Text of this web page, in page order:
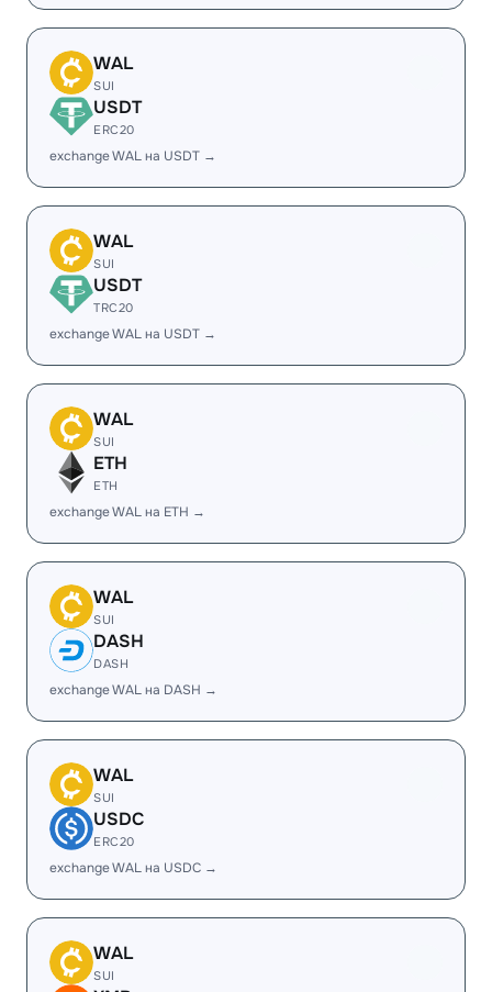
WAL
SUI
USDT
ERC20
exchange WAL на USDT →
WAL
SUI
USDT
TRC20
exchange WAL на USDT →
WAL
SUI
ETH
ETH
exchange WAL на ETH →
WAL
SUI
DASH
DASH
exchange WAL на DASH →
WAL
SUI
USDC
ERC20
exchange WAL на USDC →
WAL
SUI